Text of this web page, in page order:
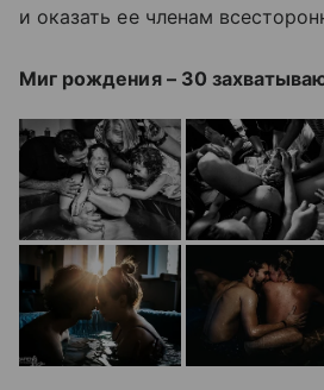
и оказать ее членам
Миг рождения – 30